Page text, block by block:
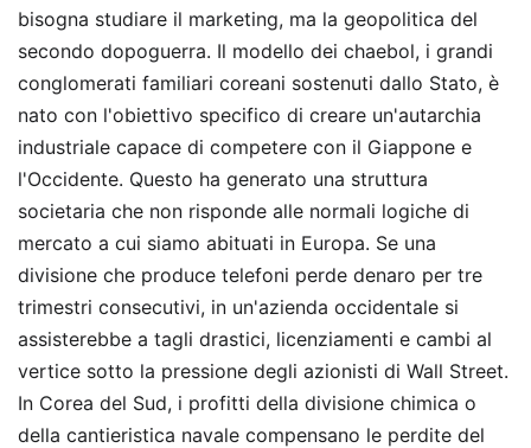
bisogna studiare il marketing, ma la geopolitica del
secondo dopoguerra. Il modello dei chaebol, i grandi
conglomerati familiari coreani sostenuti dallo Stato, è
nato con l'obiettivo specifico di creare un'autarchia
industriale capace di competere con il Giappone e
l'Occidente. Questo ha generato una struttura
societaria che non risponde alle normali logiche di
mercato a cui siamo abituati in Europa. Se una
divisione che produce telefoni perde denaro per tre
trimestri consecutivi, in un'azienda occidentale si
assisterebbe a tagli drastici, licenziamenti e cambi al
vertice sotto la pressione degli azionisti di Wall Street.
In Corea del Sud, i profitti della divisione chimica o
della cantieristica navale compensano le perdite del